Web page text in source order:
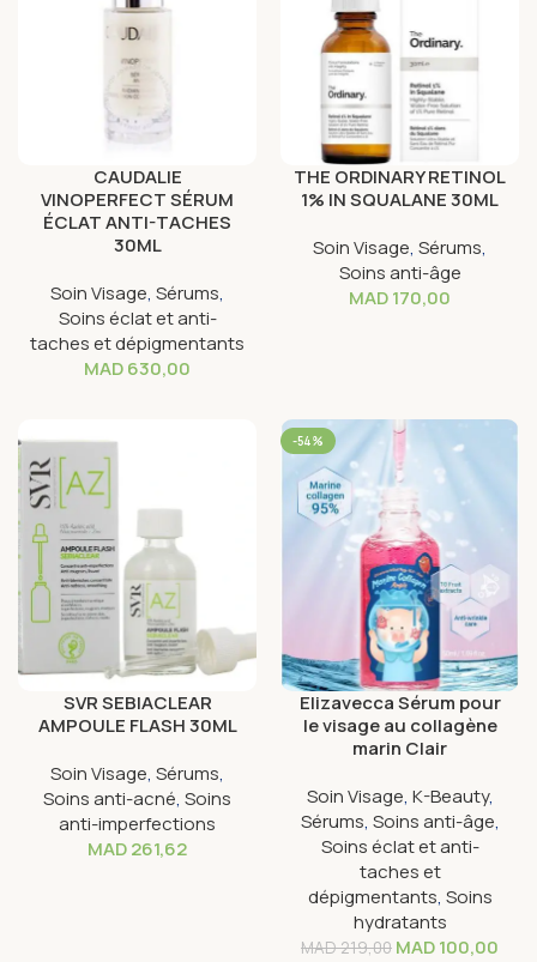
CAUDALIE
VINOPERFECT SÉRUM
ÉCLAT ANTI-TACHES
30ML
Soin Visage, Sérums,
Soins éclat et anti-
taches et dépigmentants
MAD630,00
THE ORDINARY RETINOL
1% IN SQUALANE 30ML
Soin Visage, Sérums,
Soins anti-âge
MAD170,00
SVR SEBIACLEAR
AMPOULE FLASH 30ML
Soin Visage, Sérums,
Soins anti-acné, Soins
anti-imperfections
MAD261,62
-54%
Elizavecca Sérum pour
le visage au collagène
marin Clair
Soin Visage, K-Beauty,
Sérums, Soins anti-âge,
Soins éclat et anti-
taches et
dépigmentants, Soins
hydratants
MAD219,00 MAD100,00